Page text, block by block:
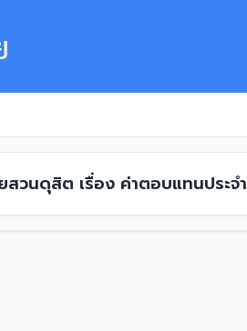
สวนดุสิต เรื่อง ค่าตอบแทนประ